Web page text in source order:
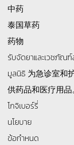
中药
泰国草药
药物
รับจัดยาและเวชภัณ
มูลนิธิ 为急诊室和
供药品和医疗用品。
โกจิเบอร์รี่
นโยบาย
ข้อกำหนด